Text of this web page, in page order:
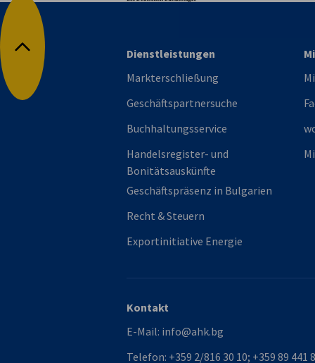
Nach oben
Dienstleistungen
Markterschließung
Geschäftspartnersuche
Buchhaltungsservice
Handelsregister- und
Bonitätsauskünfte
Geschäftspräsenz in Bulgarien
Recht & Steuern
Exportinitiative Energie
Kontakt
E-Mail: info@ahk.bg
Telefon: +359 2/816 30 10; +359 89 441